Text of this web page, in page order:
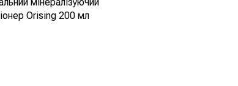
Orising 200 мл